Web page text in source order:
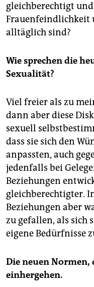
gleichberechtigt
Frauenfeindlichkeit
alltäglich sind?
Wie sprechen die
Sexualität?
Viel freier als zu
dann aber diese
sexuell
dass sie sich den
anpassten, auch
jedenfalls bei
Beziehungen
gleichberechtigter.
Beziehungen aber
zu gefallen, als sich
eigene Bedürfnisse
Die neuen
einhergehen.